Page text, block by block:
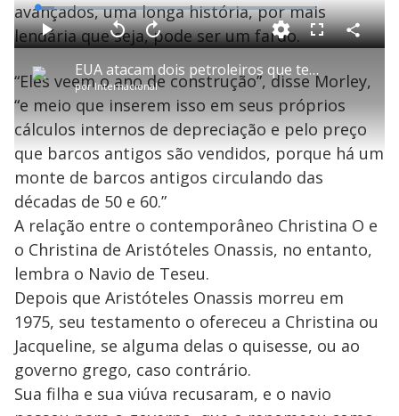
avançados, uma longa história, por mais
lendária que seja, pode ser um fardo.
P
l
a
y
V
i
d
EUA atacam dois petroleiros que tentavam atracar em portos iranianos no estreito de Ormuz
porInternacional
P V
t
a
r
0
e
g
n
d
s
A
n
ç
a
1
s
e
u
n
o
s
M
u
o
L
o
a
d
e
.
0
9
%
F
l
s
c
e
C
o
a
r
a
r
“Eles veem o ano de construção”, disse Morley,
“e meio que inserem isso em seus próprios
cálculos internos de depreciação e pelo preço
que barcos antigos são vendidos, porque há um
monte de barcos antigos circulando das
décadas de 50 e 60.”
A relação entre o contemporâneo Christina O e
o Christina de Aristóteles Onassis, no entanto,
lembra o Navio de Teseu.
Depois que Aristóteles Onassis morreu em
1975, seu testamento o ofereceu a Christina ou
Jacqueline, se alguma delas o quisesse, ou ao
governo grego, caso contrário.
Sua filha e sua viúva recusaram, e o navio